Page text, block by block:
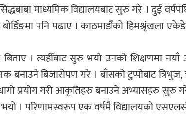
माध्यमिक विद्यालयबाट सुरु गरे । दुई
पनि पढाए । काठमाडौंको हिमश्रृंखला
। त्यहीँबाट सुरु भयो उनको शिक्षणमा नयाँ
बनाउने बिजारोपण गरे । बाँसको टुप्पोबाट
प्रयोग गरी आकृतिहरु बनाउने अभ्यासहरु सुरु
। परिणामस्वरूप एक वर्षमै विद्यालयको